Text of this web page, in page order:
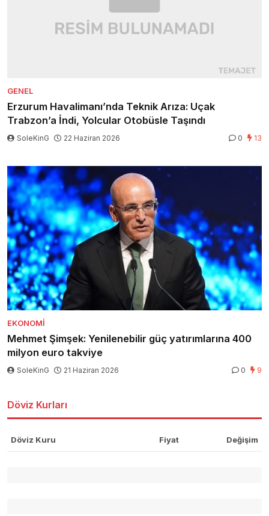
GENEL
Erzurum Havalimanı’nda Teknik Arıza: Uçak
Trabzon’a İndi, Yolcular Otobüsle Taşındı
SoleKinG 22 Haziran 2026 0 13
EKONOMI
Mehmet Şimşek: Yenilenebilir güç yatırımlarına 400
milyon euro takviye
SoleKinG 21 Haziran 2026 0 9
Döviz Kurları
Döviz Kuru Fiyat Değişim